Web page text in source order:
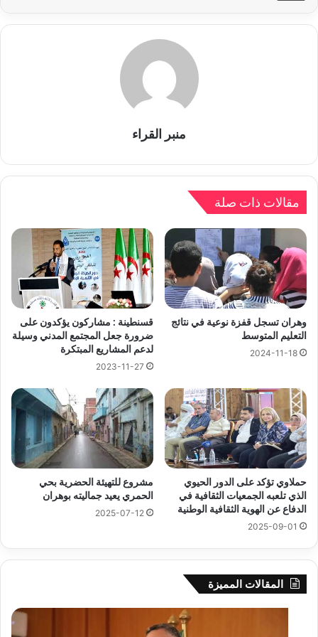
منبر القراء
مقالات ذات صلة
وهران تسجل قفزة نوعية في نتائج
التعليم المتوسط
2024-11-18
قسنطينة : مشاركون يؤكدون على
ضرورة جعل المجتمع المدني وسيلة
لدعم المشاريع المبتكرة
2023-11-27
حملاوي تؤكد على الدور الحيوي
الذي تلعبه الجمعيات الثقافية في
الدفاع عن الهوية الثقافية الوطنية
2025-09-01
مشروع للتهيئة الحضرية بحي
الحمري يعيد جماليته بوهران
2025-07-12
المقالات المميزة